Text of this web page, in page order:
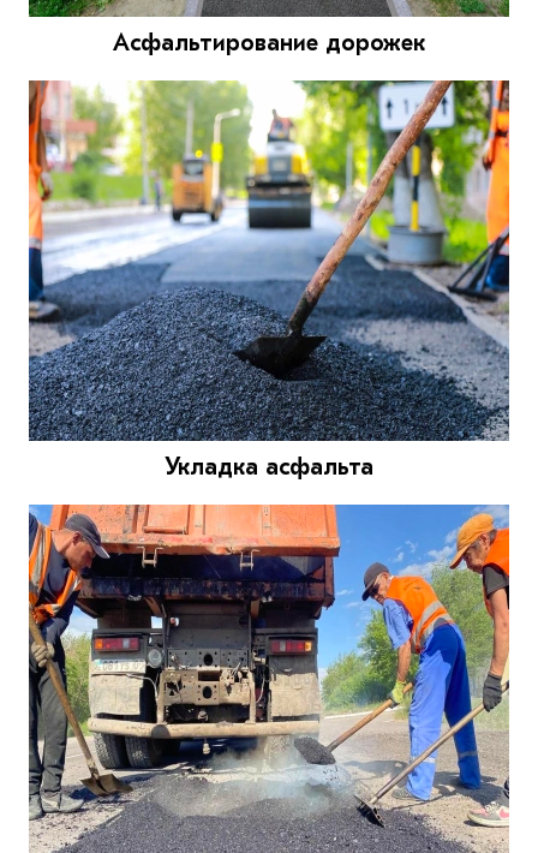
Асфальтирование дорожек
Укладка асфальта